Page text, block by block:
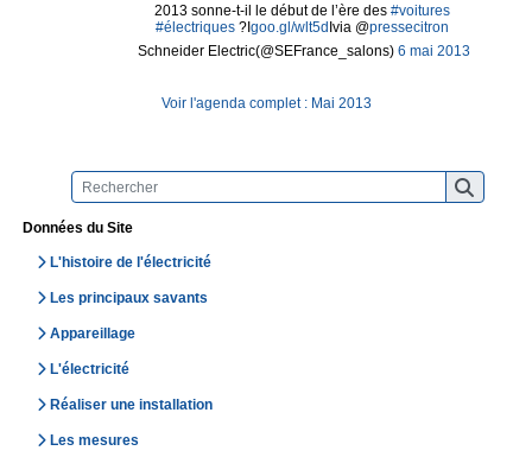
Données du Site
L'histoire de l'électricité
Les principaux savants
Appareillage
L'électricité
Réaliser une installation
Les mesures
2013 sonne-t-il le début de l’ère des #voitures
#électriques?Igoo.gl/wlt5dIvia @pressecitron
 Schneider Electric(@SEFrance_salons) 6 mai 2013
Voir l'agenda complet : Mai 2013